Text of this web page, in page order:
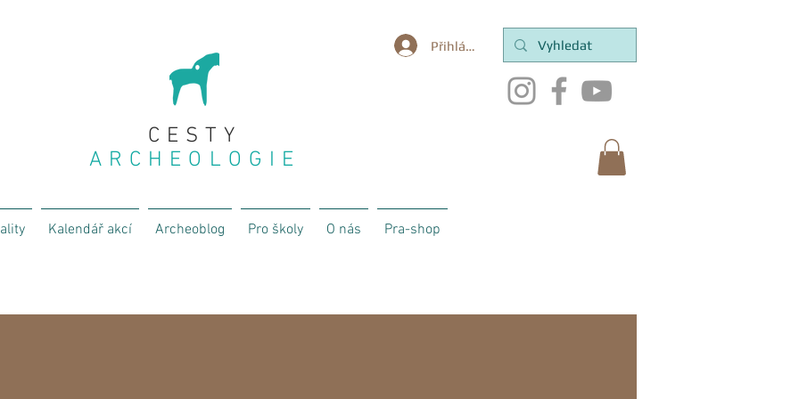
Přihlásit se
CESTY
ARCHEOLOGIE
Kalendář akcí Archeoblog Pro školy O nás Pra-shop